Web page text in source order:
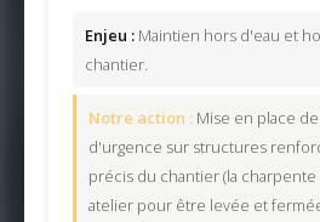
Enjeu : Maintien hors d'eau et
chantier.
Notre action : Mise en place
d'urgence sur structures
précis du chantier (la
atelier pour être levée et